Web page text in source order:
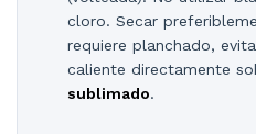
cloro. Secar
requiere planchado,
caliente directamente
sublimado.